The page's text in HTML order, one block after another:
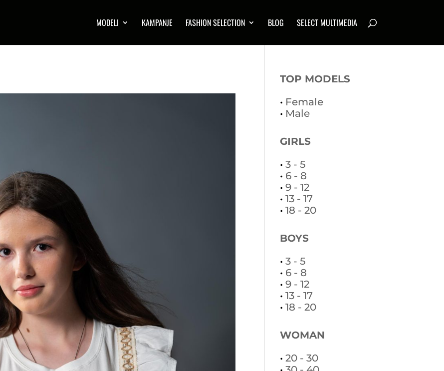
MODELI KAMPANJE FASHION SELECTION BLOG SELECT MULTIMEDIA
TOP MODELS
• Female
• Male
GIRLS
•3 - 5
• 6 - 8
•9 - 12
•13 - 17
•18 - 20
BOYS
•3 - 5
• 6 - 8
•9 - 12
•13 - 17
•18 - 20
WOMAN
•20 - 30